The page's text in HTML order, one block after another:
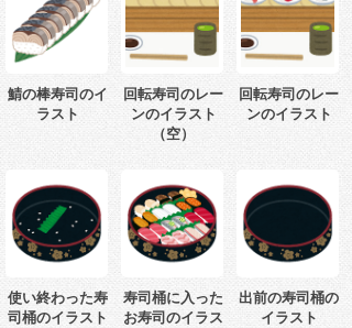
鯖の棒寿司のイ
ラスト
回転寿司のレー
ンのイラスト
（空）
回転寿司のレー
ンのイラスト
使い終わった寿
司桶のイラスト
寿司桶に入った
お寿司のイラス
出前の寿司桶の
イラスト